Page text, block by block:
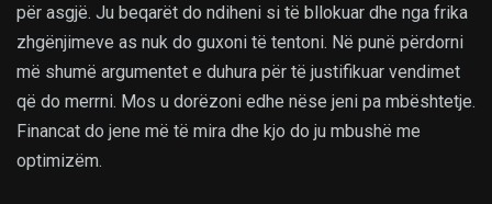
për asgjë. Ju beqarët do ndiheni si të bllokuar dhe nga frika
zhgënjimeve as nuk do guxoni të tentoni. Në punë përdorni
më shumë argumentet e duhura për të justifikuar vendimet
që do merrni. Mos u dorëzoni edhe nëse jeni pa mbështetje.
Financat do jene më të mira dhe kjo do ju mbushë me
optimizëm.